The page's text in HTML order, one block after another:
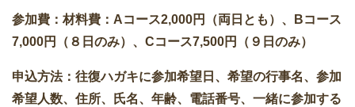
参加費：材料費：Aコース2,000円（両日とも）、Bコース
7,000円（８日のみ）、Cコース7,500円（９日のみ）
申込方法：往復ハガキに参加希望日、希望の行事名、参加
希望人数、住所、氏名、年齢、電話番号、一緒に参加する